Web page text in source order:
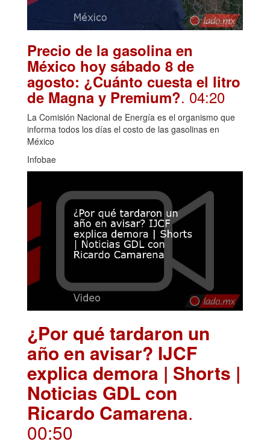
Precio de la gasolina en
México hoy sábado 8 de
agosto: ¿Cuánto cuesta el litro
de Magna y Premium?. 04:20
La Comisión Nacional de Energía es el organismo que
informa todos los días el costo de las gasolinas en
México
Infobae
¿Por qué tardaron un
año en avisar? IJCF
explica demora | Shorts |
Noticias GDL con
Ricardo Camarena.
00:50